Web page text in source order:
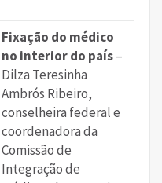
Fixação do médico
no interior do país–
Dilza Teresinha
Ambrós Ribeiro,
conselheira federal e
coordenadora da
Comissão de
Integração de